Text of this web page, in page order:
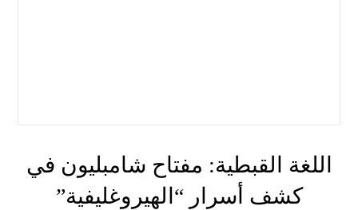
اللغة القبطية: مفتاح شامبليون في
كشف أسرار “الهيروغليفية”